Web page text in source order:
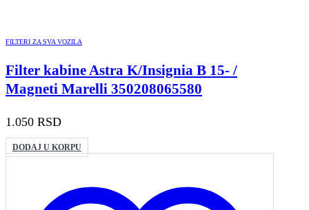
FILTERI ZA SVA VOZILA
Filter kabine Astra K/Insignia B 15- /
Magneti Marelli 350208065580
1.050 RSD
DODAJ U KORPU